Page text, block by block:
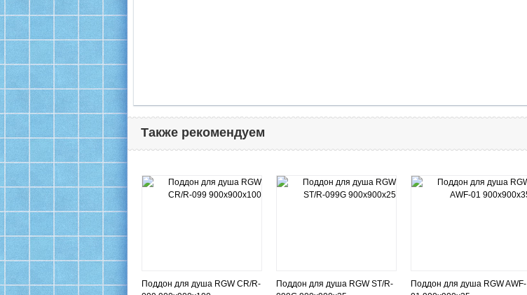
Также рекомендуем
Поддон для душа RGW CR/R-
Поддон для душа RGW ST/R-
Поддон для душа RGW AWF-